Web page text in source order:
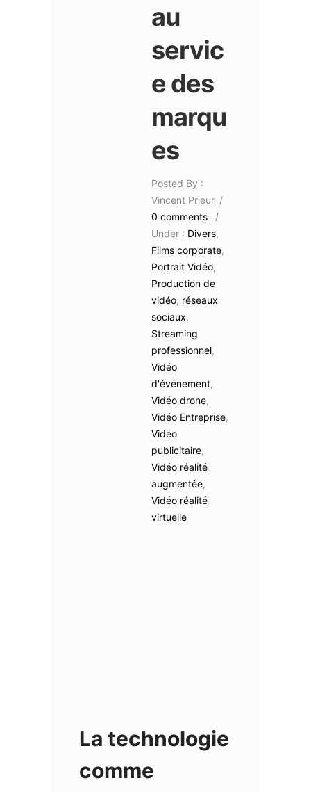
au
servic
e des
marqu
es
Posted By :
Vincent Prieur /
0 comments
/
Under : Divers,
Films corporate,
Portrait Vidéo,
Production de
vidéo, réseaux
sociaux,
Streaming
professionnel,
Vidéo
d'événement,
Vidéo drone,
Vidéo Entreprise,
Vidéo
publicitaire,
Vidéo réalité
augmentée,
Vidéo réalité
virtuelle
La technologie
comme